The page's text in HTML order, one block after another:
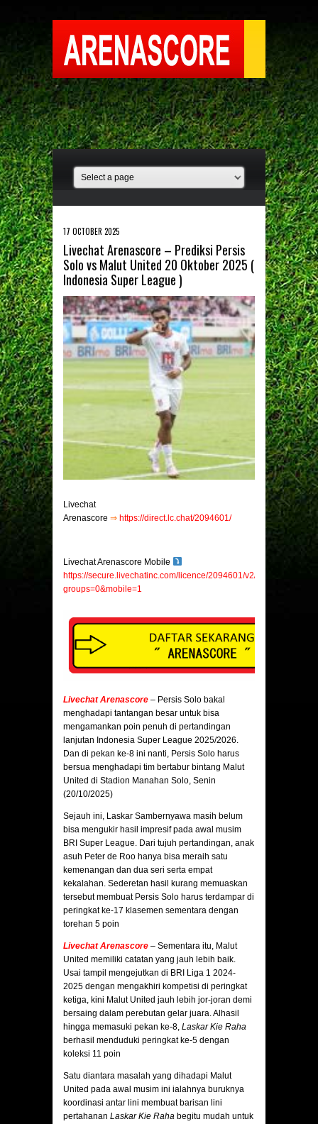
17 OCTOBER 2025
Livechat Arenascore – Prediksi Persis
Solo vs Malut United 20 Oktober 2025 (
Indonesia Super League )
Livechat
Arenascore ⇒ https://direct.lc.chat/2094601/
Livechat Arenascore Mobile
https://secure.livechatinc.com/licence/2094601/v2/open_chat.cgi?
groups=0&mobile=1
Livechat Arenascore – Persis Solo bakal
menghadapi tantangan besar untuk bisa
mengamankan poin penuh di pertandingan
lanjutan Indonesia Super League 2025/2026.
Dan di pekan ke-8 ini nanti, Persis Solo harus
bersua menghadapi tim bertabur bintang Malut
United di Stadion Manahan Solo, Senin
(20/10/2025)
Sejauh ini, Laskar Sambernyawa masih belum
bisa mengukir hasil impresif pada awal musim
BRI Super League. Dari tujuh pertandingan, anak
asuh Peter de Roo hanya bisa meraih satu
kemenangan dan dua seri serta empat
kekalahan. Sederetan hasil kurang memuaskan
tersebut membuat Persis Solo harus terdampar di
peringkat ke-17 klasemen sementara dengan
torehan 5 poin
Livechat Arenascore – Sementara itu, Malut
United memiliki catatan yang jauh lebih baik.
Usai tampil mengejutkan di BRI Liga 1 2024-
2025 dengan mengakhiri kompetisi di peringkat
ketiga, kini Malut United jauh lebih jor-joran demi
bersaing dalam perebutan gelar juara. Alhasil
hingga memasuki pekan ke-8, Laskar Kie Raha
berhasil menduduki peringkat ke-5 dengan
koleksi 11 poin
Satu diantara masalah yang dihadapi Malut
United pada awal musim ini ialahnya buruknya
koordinasi antar lini membuat barisan lini
pertahanan Laskar Kie Raha begitu mudah untuk